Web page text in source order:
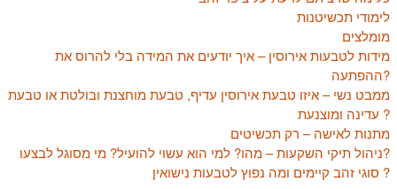
לימודי תכשיטנות
מומלצים
מידות לטבעות אירוסין – איך יודעים את המידה בלי להרוס את
ההפתעה?
ממבט נשי – איזו טבעת אירוסין עדיף, טבעת מוחצנת ובולטת או טבעת
עדינה ומוצנעת ?
מתנות לאישה – רק תכשיטים
ניהול תיקי השקעות – מהו? למי הוא עשוי להועיל? מי מסוגל לבצעו?
סוגי זהב קיימים ומה נפוץ לטבעות נישואין ?